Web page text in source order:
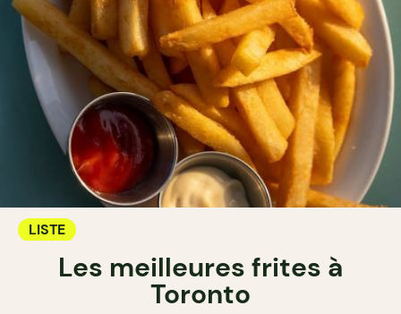
LISTE
Les meilleures frites à
Toronto